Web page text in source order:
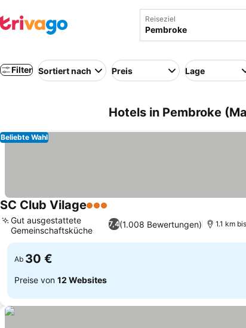
Reiseziel
Filter Sortiert nach Preis Lage
Hotels in Pembroke
Beliebte Wahl
SC Club Vilage3 Sterne
7,4(1.008 Bewertungen)
Gut ausgestattete
Gemeinschaftsküche
1.1 km
Ab 30 €
Preise von 12 Websites